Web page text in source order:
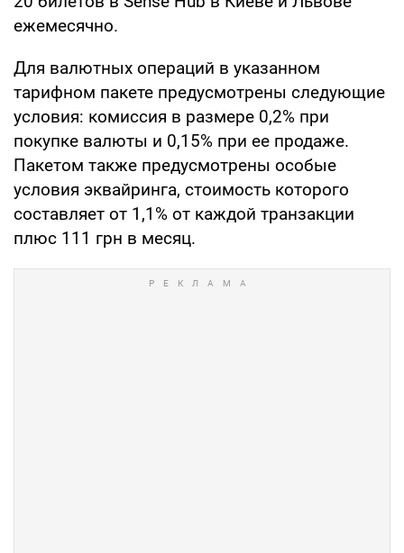
ежемесячно.
Для валютных операций в указанном
тарифном пакете предусмотрены следующие
условия: комиссия в размере 0,2% при
покупке валюты и 0,15% при ее продаже.
Пакетом также предусмотрены особые
условия эквайринга, стоимость которого
составляет от 1,1% от каждой транзакции
плюс 111 грн в месяц.